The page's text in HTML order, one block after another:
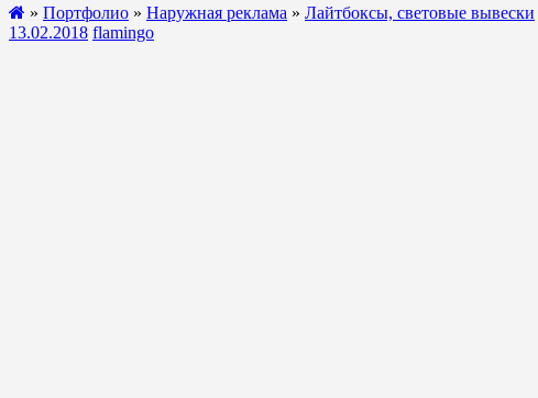
» Портфолио » Наружная реклама » Лайтбоксы, световые вывески
13.02.2018 flamingo